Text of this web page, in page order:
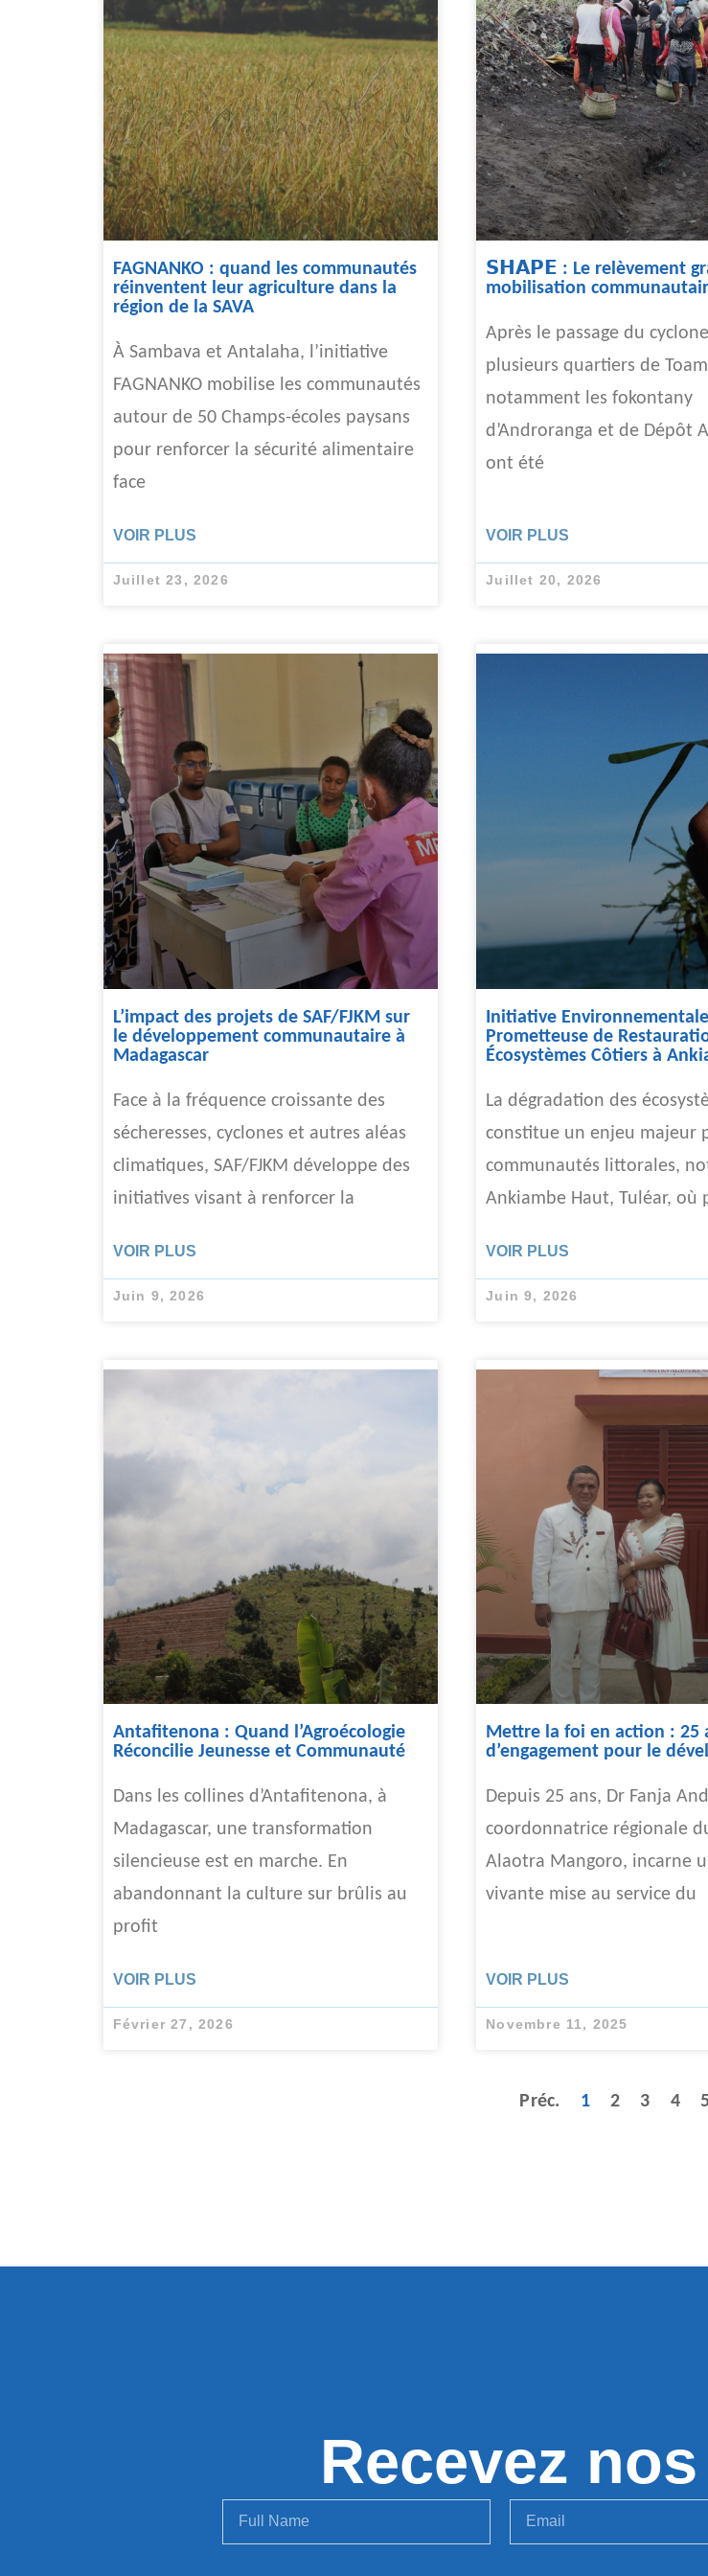
FAGNANKO : quand les communautés
réinventent leur agriculture dans la
région de la SAVA
À Sambava et Antalaha, l’initiative
FAGNANKO mobilise les communautés
autour de 50 Champs-écoles paysans
pour renforcer la sécurité alimentaire
face
VOIR PLUS
Juillet 23, 2026
𝗦𝗛𝗔𝗣𝗘 : Le relèvement
mobilisation
Après le passage du
plusieurs quartiers de
notamment les fokontany
d’Androranga et de Dépôt
ont été
VOIR PLUS
Juillet 20, 2026
L’impact des projets de SAF/FJKM sur
le développement communautaire à
Madagascar
Face à la fréquence croissante des
sécheresses, cyclones et autres aléas
climatiques, SAF/FJKM développe des
initiatives visant à renforcer la
VOIR PLUS
Juin 9, 2026
Initiative Environnementale
Prometteuse de
Écosystèmes Côtiers à
La dégradation des
constitue un enjeu majeur
communautés littorales,
Ankiambe Haut, Tuléar, où
VOIR PLUS
Juin 9, 2026
Antafitenona : Quand l’Agroécologie
Réconcilie Jeunesse et Communauté
Dans les collines d’Antafitenona, à
Madagascar, une transformation
silencieuse est en marche. En
abandonnant la culture sur brûlis au
profit
VOIR PLUS
Février 27, 2026
Mettre la foi en action : 25
d’engagement pour le
Depuis 25 ans, Dr Fanja
coordonnatrice régionale du
Alaotra Mangoro, incarne
vivante mise au service du
VOIR PLUS
Novembre 11, 2025
Préc. 1 2 3 4 5
Recevez